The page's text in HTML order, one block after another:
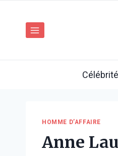
HOMME D’AFFAIRE
Anne